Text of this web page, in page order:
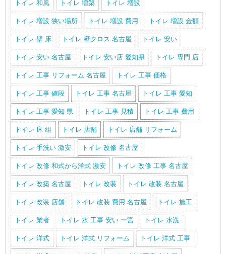
トイレ 和風 トイレ 増築 トイレ 増設
トイレ 増設 狭い場所 トイレ 増設 費用 トイレ 増設 金額
トイレ 壁 床 トイレ 壁クロス 名古屋 トイレ 安い
トイレ 安い 名古屋 トイレ 安い店 愛知県 トイレ 専門 店
トイレ 工事 リフォーム 名古屋 トイレ 工事 価格
トイレ 工事 値段 トイレ 工事 名古屋 トイレ 工事 愛知
トイレ 工事 愛知 県 トイレ 工事 見積 トイレ 工事 費用
トイレ 床 組 トイレ 店舗 トイレ 店舗 リフォーム
トイレ 手洗い 激安 トイレ 改修 名古屋
トイレ 改修 和式から洋式 激安 トイレ 改修 工事 名古屋
トイレ 改築 名古屋 トイレ 改装 トイレ 改装 名古屋
トイレ 改装 店舗 トイレ 改装 費用 名古屋 トイレ 施工
トイレ 業者 トイレ 水 工事 安い 一宮 トイレ 水洗
トイレ 洋式 トイレ 洋式 リフォーム トイレ 洋式 工事